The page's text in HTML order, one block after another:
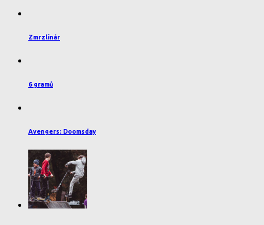
Zmrzlinár
6 gramů
Avengers: Doomsday